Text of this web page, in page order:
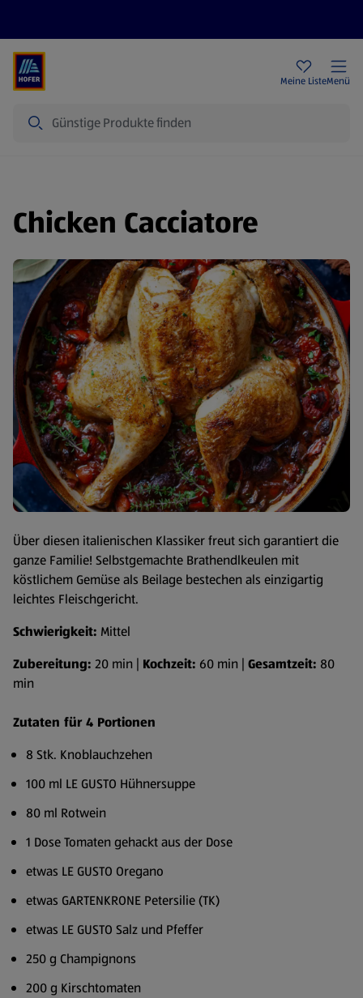
Meine ListeMenü
Chicken Cacciatore
Über diesen italienischen Klassiker freut sich garantiert die
ganze Familie! Selbstgemachte Brathendlkeulen mit
köstlichem Gemüse als Beilage bestechen als einzigartig
leichtes Fleischgericht.
Schwierigkeit: Mittel
Zubereitung: 20 min | Kochzeit: 60 min | Gesamtzeit: 80
min
Zutaten für 4 Portionen
8 Stk. Knoblauchzehen
100 ml LE GUSTO Hühnersuppe
80 ml Rotwein
1 Dose Tomaten gehackt aus der Dose
etwas LE GUSTO Oregano
etwas GARTENKRONE Petersilie (TK)
etwas LE GUSTO Salz und Pfeffer
250 g Champignons
200 g Kirschtomaten